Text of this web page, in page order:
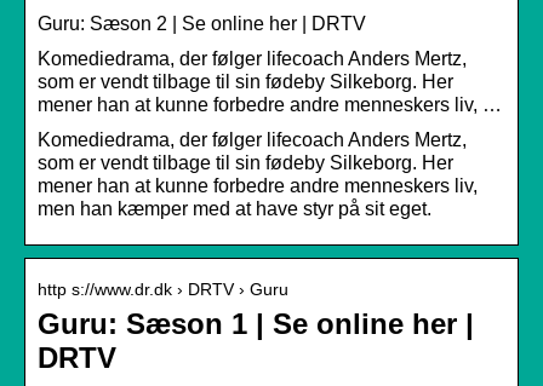
Guru: Sæson 2 | Se online her | DRTV
Komediedrama, der følger lifecoach Anders Mertz,
som er vendt tilbage til sin fødeby Silkeborg. Her
mener han at kunne forbedre andre menneskers liv, …
Komediedrama, der følger lifecoach Anders Mertz,
som er vendt tilbage til sin fødeby Silkeborg. Her
mener han at kunne forbedre andre menneskers liv,
men han kæmper med at have styr på sit eget.
http s://www.dr.dk › DRTV › Guru
Guru: Sæson 1 | Se online her |
DRTV